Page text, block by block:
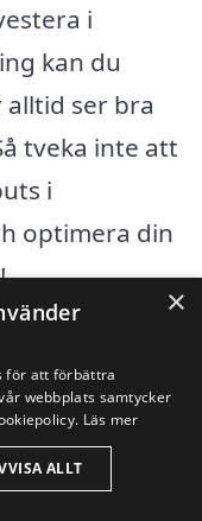
i
kan du
ser bra
tveka inte att
i
optimera din
×
för att förbättra
webbplats samtycker
Läs mer
ALLT